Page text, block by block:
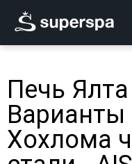
Печь
Варианты
Хохлома